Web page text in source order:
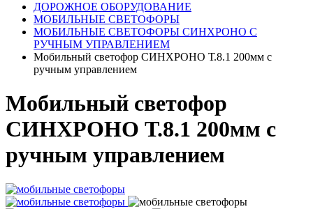
ДОРОЖНОЕ ОБОРУДОВАНИЕ
МОБИЛЬНЫЕ СВЕТОФОРЫ
МОБИЛЬНЫЕ СВЕТОФОРЫ СИНХРОНО С
РУЧНЫМ УПРАВЛЕНИЕМ
Мобильный светофор СИНХРОНО Т.8.1 200мм с
ручным управлением
Мобильный светофор
СИНХРОНО Т.8.1 200мм с
ручным управлением